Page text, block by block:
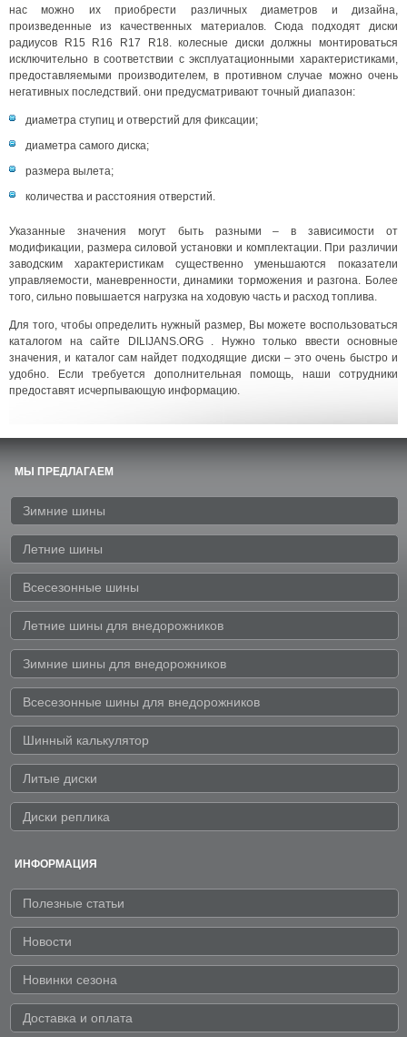
нас можно их приобрести различных диаметров и дизайна,
произведенные из качественных материалов. Сюда подходят диски
радиусов R15 R16 R17 R18. колесные диски должны монтироваться
исключительно в соответствии с эксплуатационными характеристиками,
предоставляемыми производителем, в противном случае можно очень
негативных последствий. они предусматривают точный диапазон:
диаметра ступиц и отверстий для фиксации;
диаметра самого диска;
размера вылета;
количества и расстояния отверстий.
Указанные значения могут быть разными – в зависимости от
модификации, размера силовой установки и комплектации. При различии
заводским характеристикам существенно уменьшаются показатели
управляемости, маневренности, динамики торможения и разгона. Более
того, сильно повышается нагрузка на ходовую часть и расход топлива.
Для того, чтобы определить нужный размер, Вы можете воспользоваться
каталогом на сайте DILIJANS.ORG . Нужно только ввести основные
значения, и каталог сам найдет подходящие диски – это очень быстро и
удобно. Если требуется дополнительная помощь, наши сотрудники
предоставят исчерпывающую информацию.
МЫ ПРЕДЛАГАЕМ
Зимние шины
Летние шины
Всесезонные шины
Летние шины для внедорожников
Зимние шины для внедорожников
Всесезонные шины для внедорожников
Шинный калькулятор
Литые диски
Диски реплика
ИНФОРМАЦИЯ
Полезные статьи
Новости
Новинки сезона
Доставка и оплата